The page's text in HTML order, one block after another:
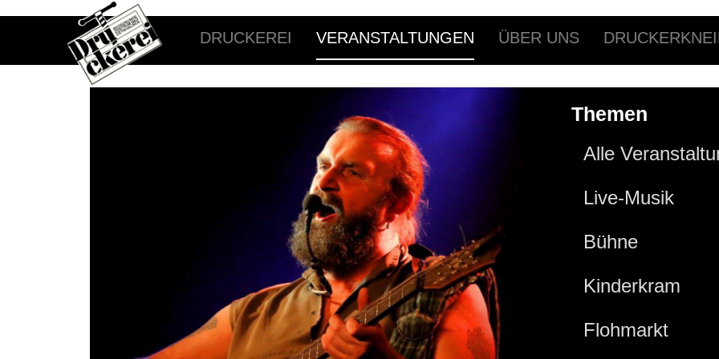
DRUCKEREI VERANSTALTUNGEN ÜBER UNS
Themen
Alle
Live-Musik
Bühne
Kinderkram
Flohmarkt